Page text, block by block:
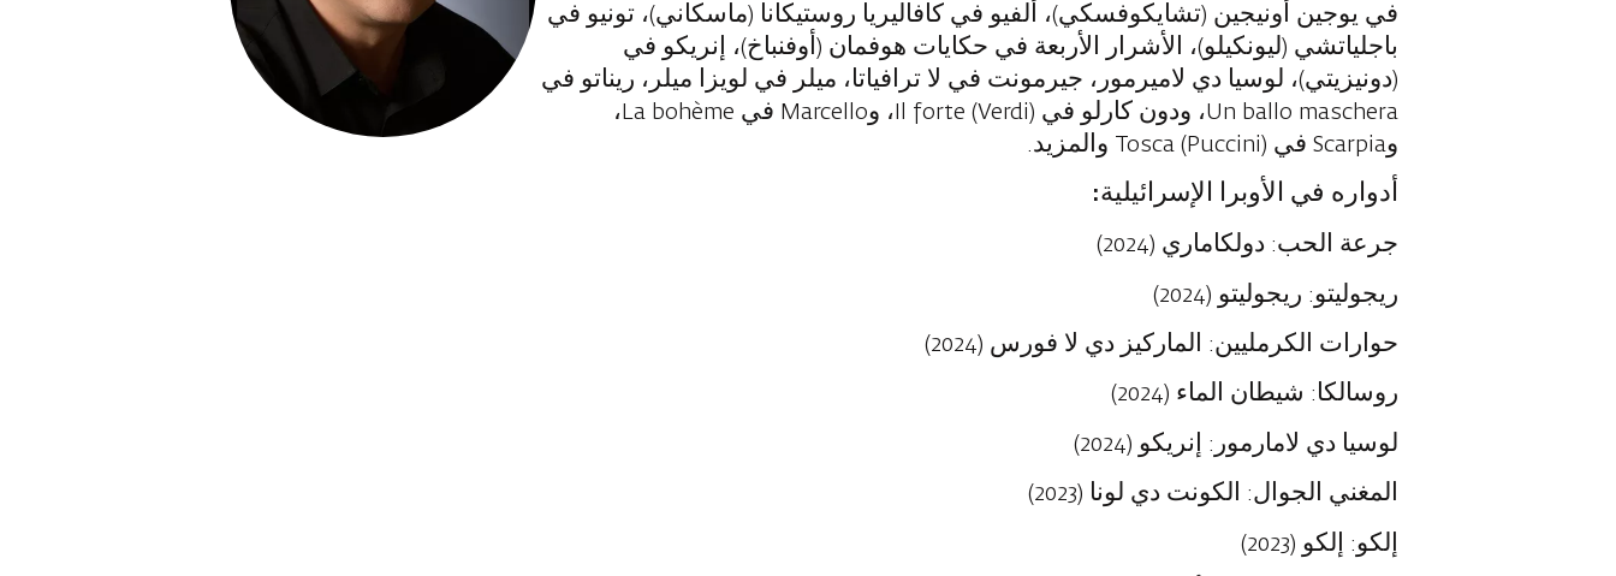
في يوجين أونيجين (تشايكوفسكي)، ألفيو في كافاليريا روستيكانا (ماسكاني)، تونيو في
باجلياتشي (ليونكيلو)، الأشرار الأربعة في حكايات هوفمان (أوفنباخ)، إنريكو في
(دونيزيتي)، لوسيا دي لاميرمور، جيرمونت في لا ترافياتا، ميلر في لويزا ميلر، ريناتو في
Un ballo maschera، ودون كارلو في Il forte (Verdi)، وMarcello في La bohème،
وScarpia في Tosca (Puccini) والمزيد.
أدواره في الأوبرا الإسرائيلية:
جرعة الحب: دولكاماري (2024)
ريجوليتو: ريجوليتو (2024)
حوارات الكرمليين: الماركيز دي لا فورس (2024)
روسالكا: شيطان الماء (2024)
لوسيا دي لامارمور: إنريكو (2024)
المغني الجوال: الكونت دي لونا (2023)
إلكو: إلكو (2023)